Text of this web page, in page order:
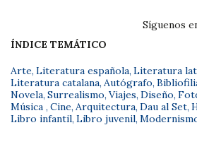
Síguenos
ÍNDICE TEMÁTICO
Arte, Literatura española, Literatura
Literatura catalana, Autógrafo,
Novela, Surrealismo, Viajes, Diseño,
Música , Cine, Arquitectura, Dau al Set,
Libro infantil, Libro juvenil,